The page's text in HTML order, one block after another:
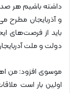
داشته باشیم هر
و آذربایجان
باید از فرصت‌های
دولت و ملت
موسوی افزود: من
اولین بار است